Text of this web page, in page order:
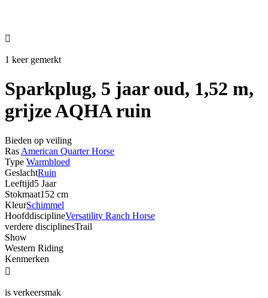

1 keer gemerkt
Sparkplug, 5 jaar oud, 1,52 m,
grijze AQHA ruin
Bieden op veiling
Ras American Quarter Horse
Type Warmbloed
GeslachtRuin
Leeftijd5 Jaar
Stokmaat152 cm
KleurSchimmel
HoofddisciplineVersatility Ranch Horse
verdere disciplinesTrail
Show
Western Riding
Kenmerken

is verkeersmak